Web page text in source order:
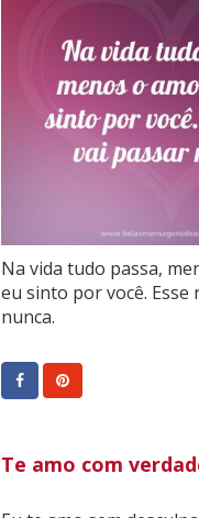
Na vida tudo passa,
eu sinto por você. Esse
nunca.
Te amo com